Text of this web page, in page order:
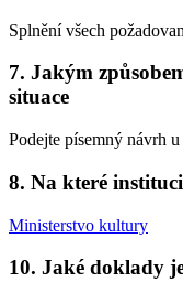
Splnění všech
7. Jakým
situace
Podejte písemný návrh
8. Na které
Ministerstvo kultury
10. Jaké doklady